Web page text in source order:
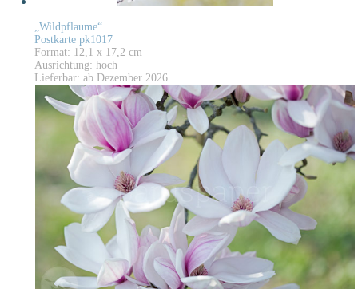
„Wildpflaume“
Postkarte pk1017
Format: 12,1 x 17,2 cm
Ausrichtung: hoch
Lieferbar: ab Dezember 2026